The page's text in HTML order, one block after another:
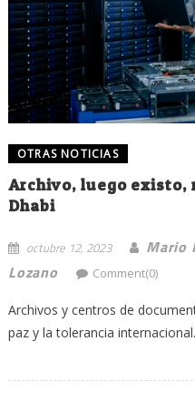
OTRAS NOTICIAS
Archivo, luego existo,
Dhabi
octubre 12, 2023
Mario
Lozano
Comment(0)
Archivos y centros de
paz y la tolerancia